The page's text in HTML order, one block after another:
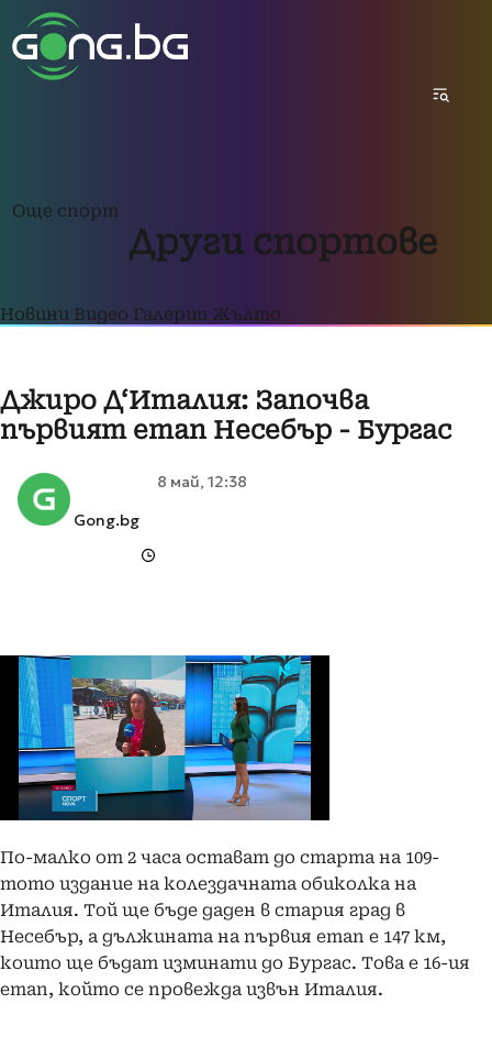
Още спорт
Други спортове
Новини Видео Галерии Жълто
Джиро Д‘Италия: Започва
първият етап Несебър - Бургас
Gong.bg
8 май, 12:38
По-малко от 2 часа остават до старта на 109-
тото издание на колездачната обиколка на
Италия. Той ще бъде даден в стария град в
Несебър, а дължината на първия етап е 147 км,
които ще бъдат изминати до Бургас. Това е 16-ия
етап, който се провежда извън Италия.